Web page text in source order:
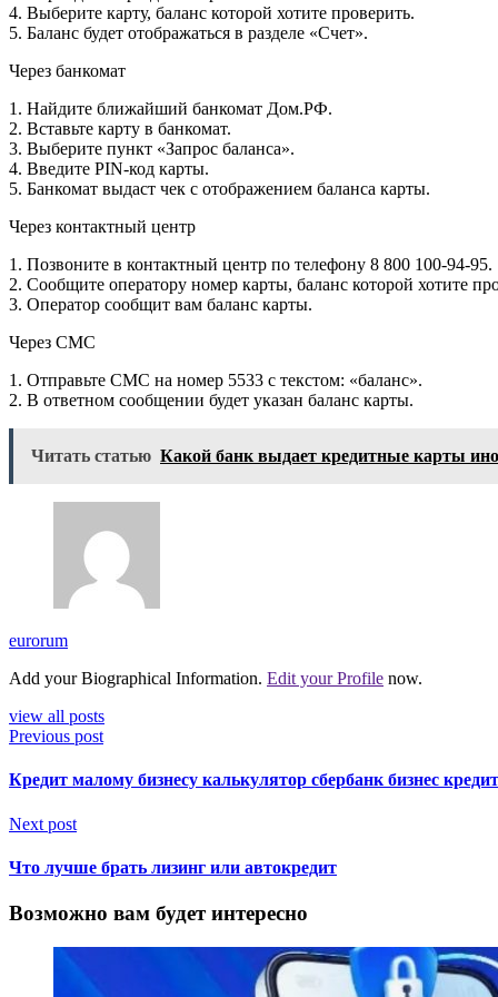
4. Выберите карту, баланс которой хотите проверить.
5. Баланс будет отображаться в разделе «Счет».
Через банкомат
1. Найдите ближайший банкомат Дом.РФ.
2. Вставьте карту в банкомат.
3. Выберите пункт «Запрос баланса».
4. Введите PIN-код карты.
5. Банкомат выдаст чек с отображением баланса карты.
Через контактный центр
1. Позвоните в контактный центр по телефону 8 800 100-94-95.
2. Сообщите оператору номер карты, баланс которой хотите
3. Оператор сообщит вам баланс карты.
Через СМС
1. Отправьте СМС на номер 5533 с текстом: «баланс».
2. В ответном сообщении будет указан баланс карты.
Читать статью Какой банк выдает кредитные карты
eurorum
Add your Biographical Information. Edit your Profile now.
view all posts
Previous post
Кредит малому бизнесу калькулятор сбербанк бизнес кредит
Next post
Что лучше брать лизинг или автокредит
Возможно вам будет интересно